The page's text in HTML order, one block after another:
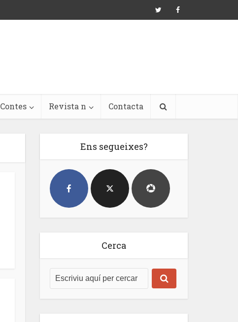
Contes Revista n Contacta
Ens segueixes?
Cerca